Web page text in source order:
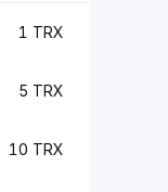
1 TRX
5 TRX
10 TRX